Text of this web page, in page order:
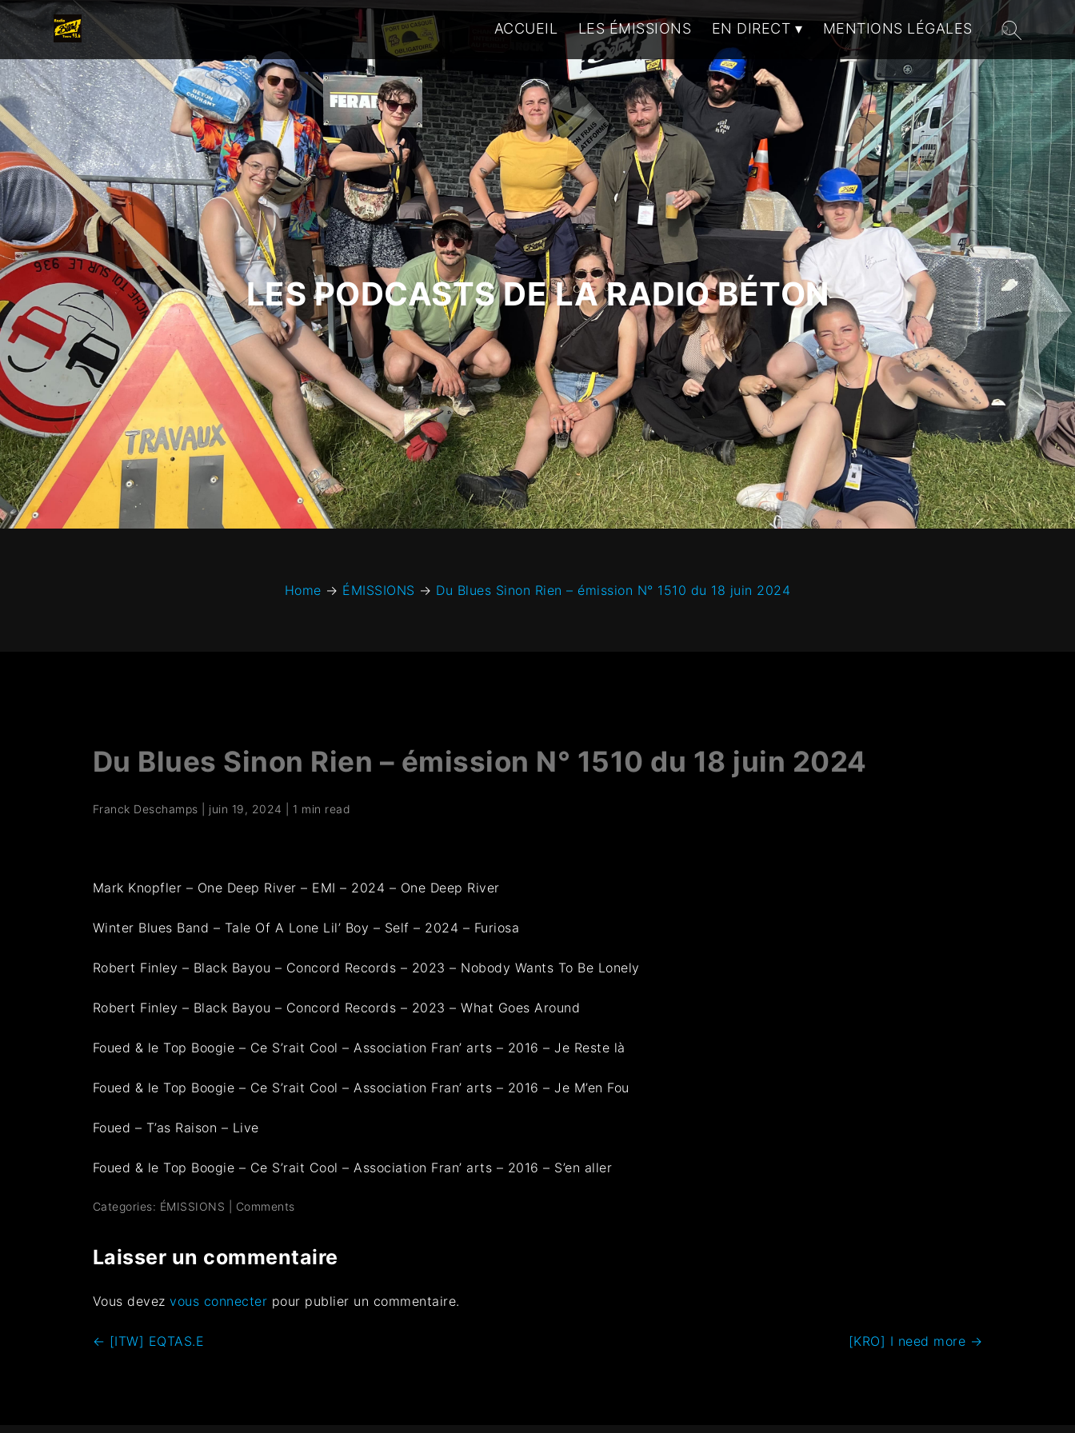
ACCUEIL LES ÉMISSIONS EN DIRECT MENTIONS LÉGALES
LES PODCASTS DE LA RADIO BÉTON
Home → ÉMISSIONS → Du Blues Sinon Rien – émission N° 1510 du 18 juin 2024
Du Blues Sinon Rien – émission N° 1510 du 18 juin 2024
Franck Deschamps juin 19, 2024 1 min read
Mark Knopfler – One Deep River – EMI – 2024 – One Deep River
Winter Blues Band – Tale Of A Lone Lil’ Boy – Self – 2024 – Furiosa
Robert Finley – Black Bayou – Concord Records – 2023 – Nobody Wants To Be Lonely
Robert Finley – Black Bayou – Concord Records – 2023 – What Goes Around
Foued & le Top Boogie – Ce S’rait Cool – Association Fran’ arts – 2016 – Je Reste là
Foued & le Top Boogie – Ce S’rait Cool – Association Fran’ arts – 2016 – Je M’en Fou
Foued – T’as Raison – Live
Foued & le Top Boogie – Ce S’rait Cool – Association Fran’ arts – 2016 – S’en aller
Categories: ÉMISSIONS Comments
Laisser un commentaire
Vous devezvous connecter pour publier un commentaire.
← [ITW] EQTAS.E [KRO] I need more →